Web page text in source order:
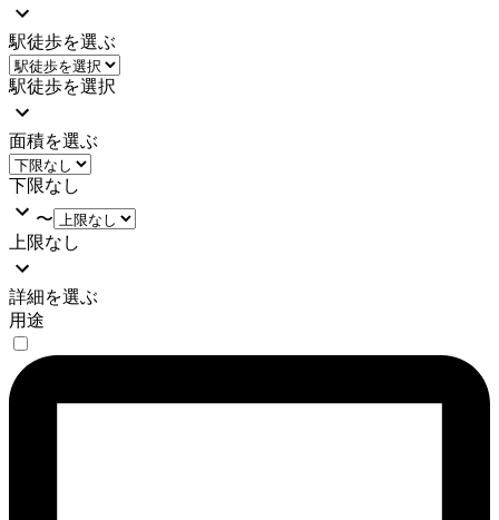
駅徒歩を選ぶ
駅徒歩を選択
面積を選ぶ
下限なし
〜
上限なし
詳細を選ぶ
用途